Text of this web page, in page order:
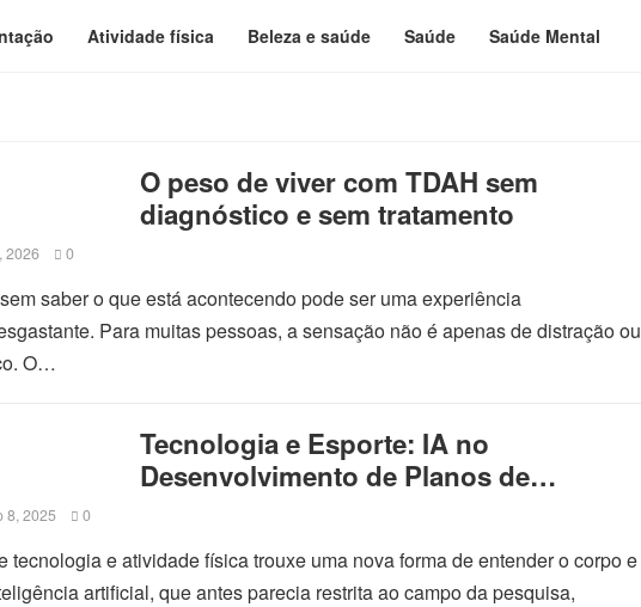
Atividade física Beleza e saúde Saúde Saúde Mental
O peso de viver com TDAH sem
diagnóstico e sem tratamento
2026 0
saber o que está acontecendo pode ser uma experiência
Para muitas pessoas, a sensação não é apenas de distração ou
O…
Tecnologia e Esporte: IA no
Desenvolvimento de Planos de
8, 2025 0
tecnologia e atividade física trouxe uma nova forma de entender o corpo e
artificial, que antes parecia restrita ao campo da pesquisa,